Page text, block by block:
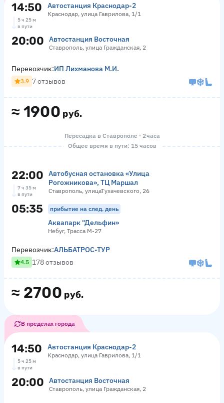
14:50 Автостанция Краснодар-2
Краснодар, улица Гаврилова, 1/1
5 ч 25 м
в пути
20:00 Автостанция Восточная
Ставрополь, улица Гражданская, 2
≈ 1900 руб.
Перевозчик:ИП Лихманова М.И.
3.9 7 отзывов
Пересадка в Ставрополе · 2 часа
Общее время в пути: 15 часов
22:00
Автобусная остановка «Улица
Рогожникова», ТЦ Маршал
Ставрополь, улицаТухачевского, 26
7 ч 35 м
в пути
05:35 прибытие на след. день
Аквапарк "Дельфин»
Небуг, Трасса М-27
≈ 2700 руб.
Перевозчик:АЛЬБАТРОС-ТУР
4.5 178 отзывов
В пределах города
14:50 Автостанция Краснодар-2
Краснодар, улица Гаврилова, 1/1
5 ч 25 м
в пути
20:00 Автостанция Восточная
Ставрополь, улица Гражданская, 2